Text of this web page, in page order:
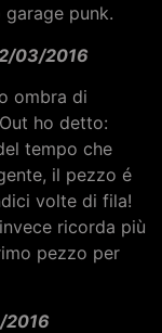
punk.
03/2016
ombra di
ho detto:
tempo che
il pezzo é
volte di fila!
ricorda più
pezzo per
2016